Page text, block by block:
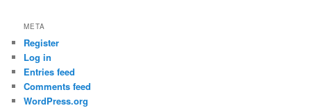
META
Register
Log in
Entries feed
Comments feed
WordPress.org